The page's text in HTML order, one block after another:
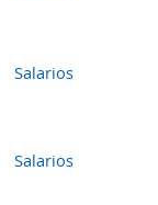
Salarios
Salarios